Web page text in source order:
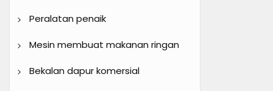
Peralatan penaik
Ketuhar dek
Ketuhar perolakan udara panas
Mesin membuat makanan ringan
Mesin ais krim
Bekalan dapur komersial